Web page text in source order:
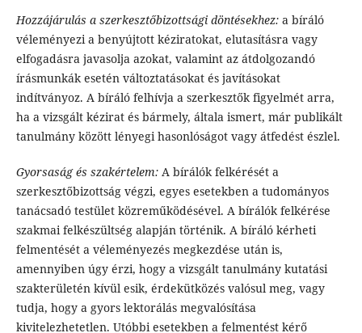
Hozzájárulás a szerkesztőbizottsági döntésekhez:a bíráló
véleményezi a benyújtott kéziratokat, elutasításra vagy
elfogadásra javasolja azokat, valamint az átdolgozandó
írásmunkák esetén változtatásokat és javításokat
indítványoz. A bíráló felhívja a szerkesztők figyelmét arra,
ha a vizsgált kézirat és bármely, általa ismert, már publikált
tanulmány között lényegi hasonlóságot vagy átfedést észlel.
Gyorsaság és szakértelem:A bírálók felkérését a
szerkesztőbizottság végzi, egyes esetekben a tudományos
tanácsadó testület közreműködésével. A bírálók felkérése
szakmai felkészültség alapján történik. A bíráló kérheti
felmentését a véleményezés megkezdése után is,
amennyiben úgy érzi, hogy a vizsgált tanulmány kutatási
szakterületén kívül esik, érdekütközés valósul meg, vagy
tudja, hogy a gyors lektorálás megvalósítása
kivitelezhetetlen. Utóbbi esetekben a felmentést kérő